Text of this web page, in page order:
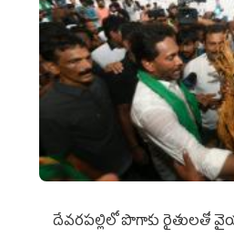
దేవరపల్లిలో పొగాకు రైతులతో